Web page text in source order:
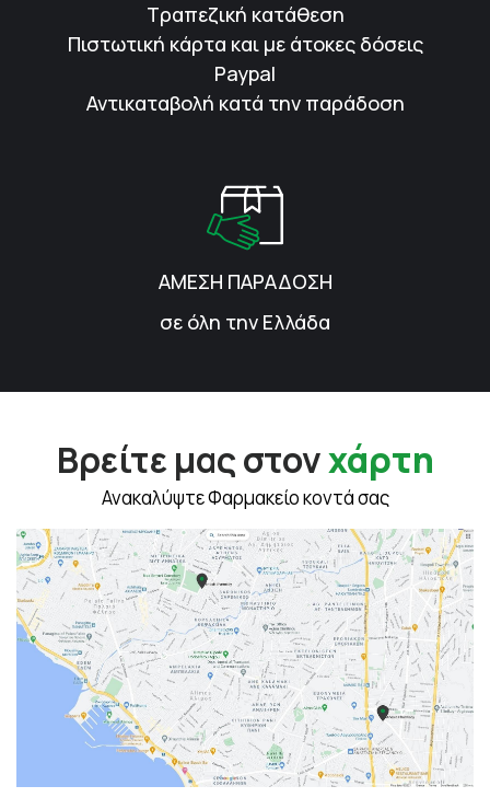
Τραπεζική κατάθεση
Πιστωτική κάρτα και με άτοκες δόσεις
Paypal
Αντικαταβολή κατά την παράδοση
ΑΜΕΣΗ ΠΑΡΑΔΟΣΗ
σε όλη την Ελλάδα
Βρείτε μας στονχάρτη
Ανακαλύψτε Φαρμακείο κοντά σας